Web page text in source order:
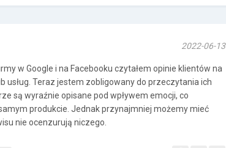
2022-06-13
w Google i na Facebooku czytałem opinie klientów na
usług. Teraz jestem zobligowany do przeczytania ich
są wyraźnie opisane pod wpływem emocji, co
produkcie. Jednak przynajmniej możemy mieć
nie ocenzurują niczego.